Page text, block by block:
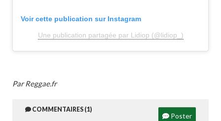
Voir cette publication sur Instagram
Une publication partagée par Lidiop (@lidiop_)
Par Reggae.fr
COMMENTAIRES (1)
Poster